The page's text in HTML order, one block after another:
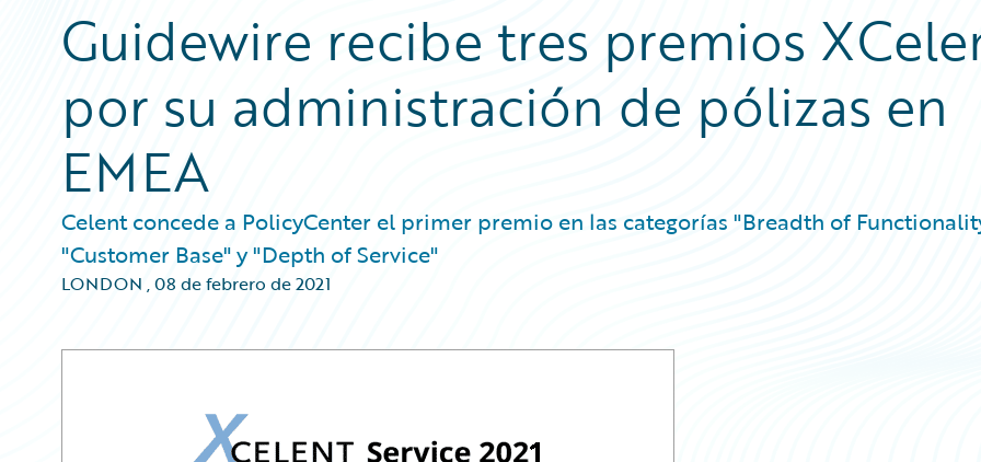
Guidewire recibe tres premios
por su administración de pólizas en
EMEA
Celent concede a PolicyCenter el primer premio en las categorías "Breadth of
"Customer Base" y "Depth of Service"
LONDON ,08 de febrero de 2021